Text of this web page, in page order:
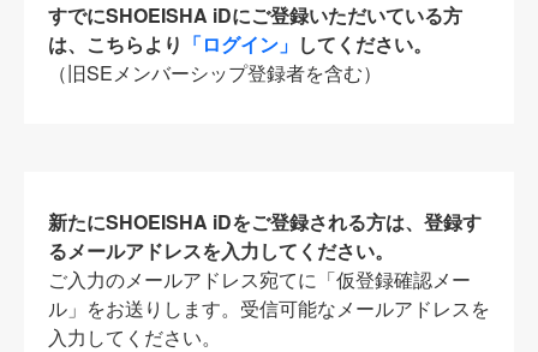
すでにSHOEISHA iDにご登録いただいている方
は、こちらより 「ログイン」 してください。
（旧SEメンバーシップ登録者を含む）
新たにSHOEISHA iDをご登録される方は、登録す
るメールアドレスを入力してください。
ご入力のメールアドレス宛てに「仮登録確認メー
ル」をお送りします。受信可能なメールアドレスを
入力してください。